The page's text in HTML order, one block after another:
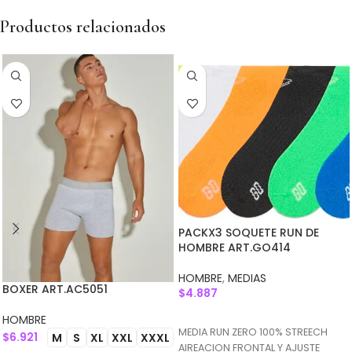
Productos relacionados
BOXER ART.AC5051
HOMBRE
$6.921 M S XL XXL XXXL
PACKX3 SOQUETE RUN DE
HOMBRE ART.GO414
HOMBRE, MEDIAS
$4.887
MEDIA RUN ZERO 100% STREECH
AIREACION FRONTAL Y AJUSTE